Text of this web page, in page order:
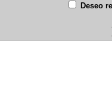
Deseo